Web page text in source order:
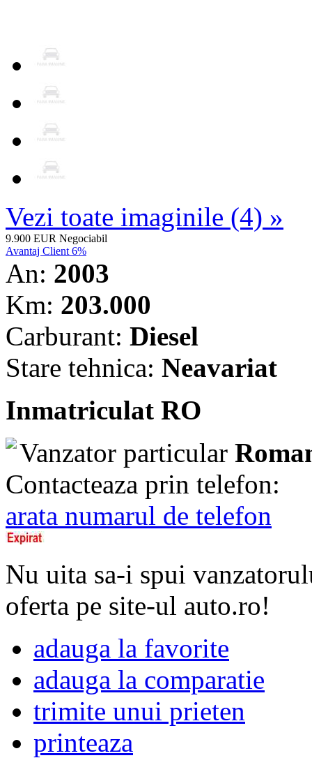
Vezi toate imaginile (4) »
9.900 EUR Negociabil
Avantaj Client 6%
An: 2003
Km: 203.000
Carburant: Diesel
Stare tehnica: Neavariat
Inmatriculat RO
Vanzator particular
Contacteaza prin telefon:
arata numarul de telefon
Nu uita sa-i spui
oferta pe site-ul auto.ro!
adauga la favorite
adauga la comparatie
trimite unui prieten
printeaza